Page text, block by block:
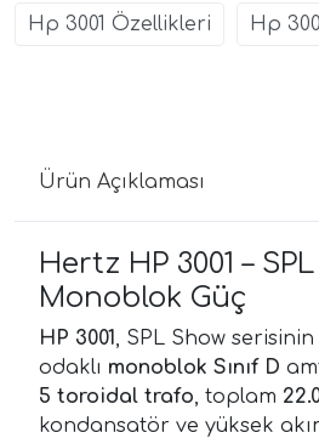
Hp 3001 Özellikleri Hp
Ürün Açıklaması
Hertz HP 3001 –
Monoblok Güç
HP 3001, SPL Show serisinin
odaklı monoblok Sınıf D
5 toroidal trafo, toplam
kondansatör ve yüksek